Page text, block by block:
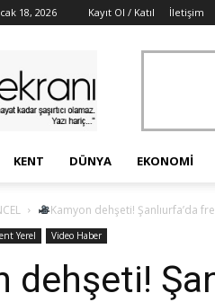
18, 2026 Kayıt Ol / Katıl İletişim
KENT DÜNYA EKONOMI
Kamyon dehşeti! Şanlıurfa’da
Yerel Video Haber
dehşeti!